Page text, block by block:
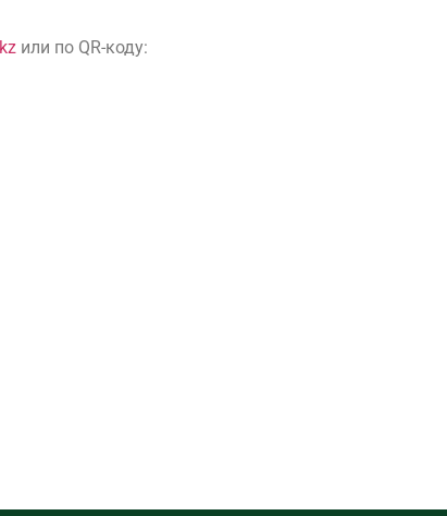
или по QR-коду: